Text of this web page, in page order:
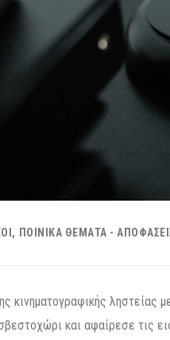
ΠΟΙΝΙΚΆ ΘΈΜΑΤΑ -
κινηματογραφικής ληστείας
και αφαίρεσε τις